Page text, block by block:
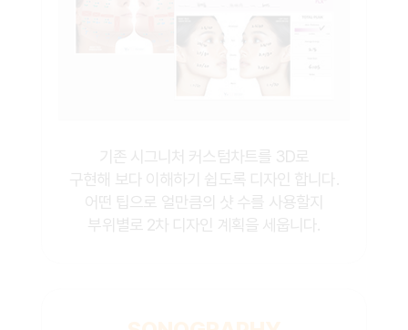
기존 시그니처 커스텀차트를 3D로
구현해 보다 이해하기 쉽도록 디자인 합니다.
어떤 팁으로 얼만큼의 샷 수를 사용할지
부위별로 2차 디자인 계획을 세웁니다.